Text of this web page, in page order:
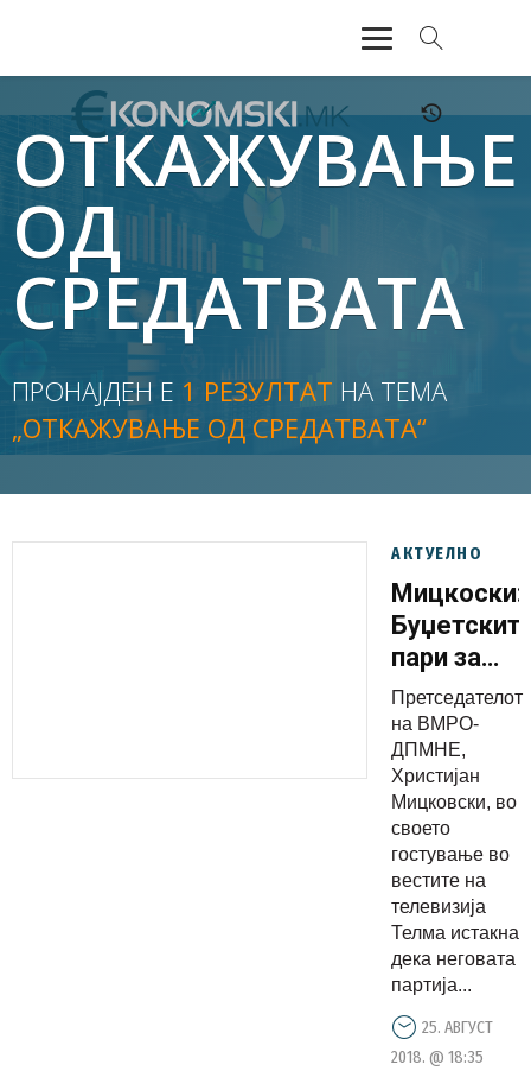
АКТУЕЛНО
ЕКОНОМИЈА
ФИНАНСИИ
БАНКАРСТВО
ЖИВОТ
МОЗАИК
ОТКАЖУВАЊЕ
ОД
СРЕДАТВАТА
ПРОНАЈДЕН Е 1 РЕЗУЛТАТ НА ТЕМА
„ОТКАЖУВАЊЕ ОД СРЕДАТВАТА“
АКТУЕЛНО
Мицкоски:
пари за
кампања
да одат
за ново
училиште,
како
партија
самите на
граѓаните
ќе им ја
на ова
Претседателот
на ВМРО-
ДПМНЕ,
Христијан
Мицковски, во
своето
гостување во
вестите на
телевизија
Телма истакна
дека неговата
партија...
25. АВГУСТ
2018. @ 18:35